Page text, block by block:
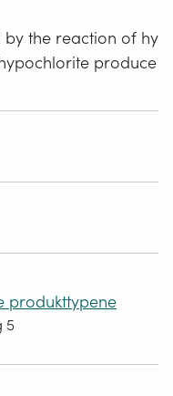
the reaction of hy
produce
produkttypene
5